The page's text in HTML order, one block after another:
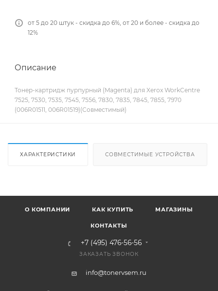
от 5 до 20 штук - скидка до 6%, от 20 и более - скидка до
12%
Описание
Тонер-картридж пурпурный (Magenta) для Xerox WorkCentre
7525, 7530, 7535, 7545, 7556, 7830, 7835, 7845, 7855, 7970
(006R01511, 006R01519)(Совместимый)
ХАРАКТЕРИСТИКИ СОВМЕСТИМЫЕ УСТРОЙСТВА
О КОМПАНИИ КАК КУПИТЬ МАГАЗИНЫ
КОНТАКТЫ
+7 (495) 476-56-56
ЗАКАЗАТЬ ЗВОНОК
info@tonervsem.ru